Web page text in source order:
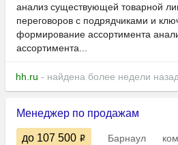
анализ существующей товарной
переговоров с подрядчиками и
формирование ассортимента
ассортимента...
hh.ru - найдена более недели
Менеджер по продажам
до 107 500 Барнаул